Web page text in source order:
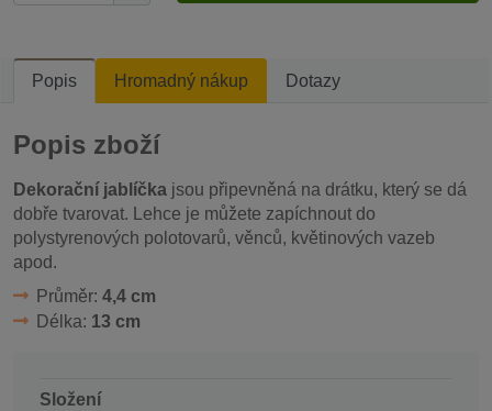
Popis Hromadný nákup Dotazy
Popis zboží
Dekorační jablíčka jsou připevněná na drátku, který se dá
dobře tvarovat. Lehce je můžete zapíchnout do
polystyrenových polotovarů, věnců, květinových vazeb
apod.
Průměr: 4,4 cm
Délka: 13 cm
Složení